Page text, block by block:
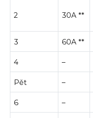
2 30A **
3 60A **
4 –
Pět –
6 –